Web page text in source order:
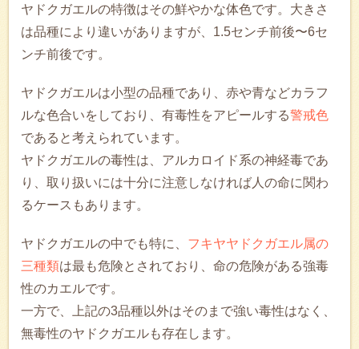
ヤドクガエルの特徴はその鮮やかな体色です。大きさ
は品種により違いがありますが、1.5センチ前後〜6セ
ンチ前後です。
ヤドクガエルは小型の品種であり、赤や青などカラフ
ルな色合いをしており、有毒性をアピールする警戒色
であると考えられています。
ヤドクガエルの毒性は、アルカロイド系の神経毒であ
り、取り扱いには十分に注意しなければ人の命に関わ
るケースもあります。
ヤドクガエルの中でも特に、 フキヤヤドクガエル属の
三種類は最も危険とされており、命の危険がある強毒
性のカエルです。
一方で、上記の3品種以外はそのまで強い毒性はなく、
無毒性のヤドクガエルも存在します。